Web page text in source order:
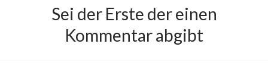
Sei der Erste der einen
Kommentar abgibt